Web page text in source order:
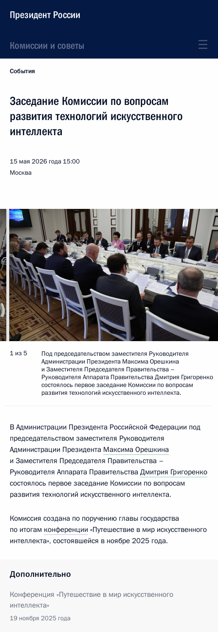
Президент России
Комиссии и советы
События
Заседание Комиссии по вопросам
развития технологий искусственного
интеллекта
15 мая 2026 года 15:00
Москва
1 из 5
Под председательством заместителя Руководителя
Администрации Президента Максима Орешкина
и Заместителя Председателя Правительства –
Руководителя Аппарата Правительства Дмитрия Григоренко
состоялось первое заседание Комиссии по вопросам
развития технологий искусственного интеллекта.
В Администрации Президента Российской Федерации под
председательством заместителя Руководителя
Администрации Президента Максима Орешкина
и Заместителя Председателя Правительства –
Руководителя Аппарата Правительства Дмитрия Григоренко
состоялось первое заседание Комиссии по вопросам
развития технологий искусственного интеллекта.
Комиссия создана по поручению главы государства
по итогам конференции «Путешествие в мир искусственного
интеллекта», состоявшейся в ноябре 2025 года.
Дополнительно
Конференция «Путешествие в мир искусственного
интеллекта»
19 ноября 2025 года